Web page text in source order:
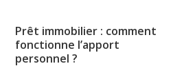
Prêt immobilier : comment
fonctionne l’apport
personnel ?